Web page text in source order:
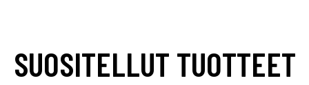
SUOSITELLUT TUOTTEET